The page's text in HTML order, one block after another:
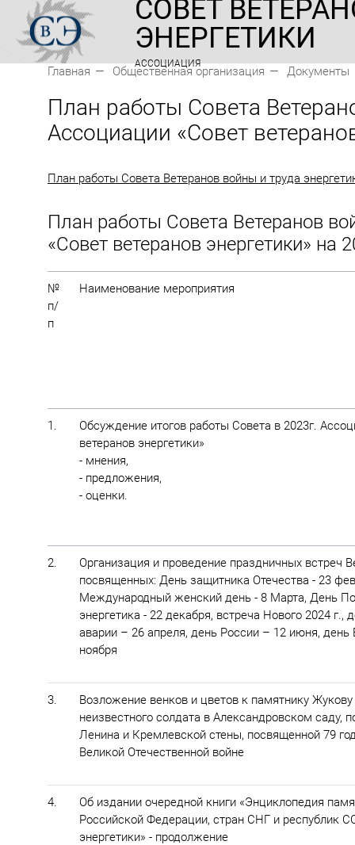
СОВЕТ
ЭНЕРГЕТИКИ
АССОЦИАЦИЯ
Главная Общественная организация Документы
План работы Совета
Ассоциации «Совет
План работы Совета Ветеранов войны и труда
План работы Совета Ветеранов
«Совет ветеранов энергетики» на
№
п/
п
Наименование мероприятия
1.
Обсуждение итогов работы Совета в 2023г.
ветеранов энергетики»
- мнения,
- предложения,
- оценки.
2.
Организация и проведение праздничных встреч
посвященных: День защитника Отечества - 23
Международный женский день - 8 Марта, День
энергетика - 22 декабря, встреча Нового 2024 г.,
аварии – 26 апреля, день России – 12 июня, день
ноября
3.
Возложение венков и цветов к памятнику Жукову
неизвестного солдата в Александровском саду,
Ленина и Кремлевской стены, посвященной 79
Великой Отечественной войне
4.
Об издании очередной книги «Энциклопедия
Российской Федерации, стран СНГ и республик
энергетики» - продолжение